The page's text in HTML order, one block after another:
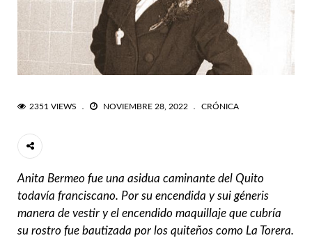
2351 VIEWS NOVIEMBRE 28, 2022 CRÓNICA
Anita Bermeo fue una asidua caminante del Quito
todavía franciscano. Por su encendida y sui géneris
manera de vestir y el encendido maquillaje que cubría
su rostro fue bautizada por los quiteños como La Torera.